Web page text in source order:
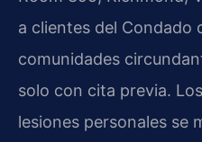
a clientes del Condado
comunidades
solo con cita previa.
lesiones personales se